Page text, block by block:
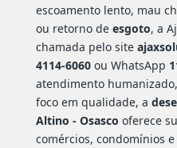
escoamento lento, mau
ou retorno de esgoto, a
chamada pelo site
4114-6060ou WhatsApp
atendimento
foco em qualidade, a
Altino - Osasco oferece
comércios, condomínios